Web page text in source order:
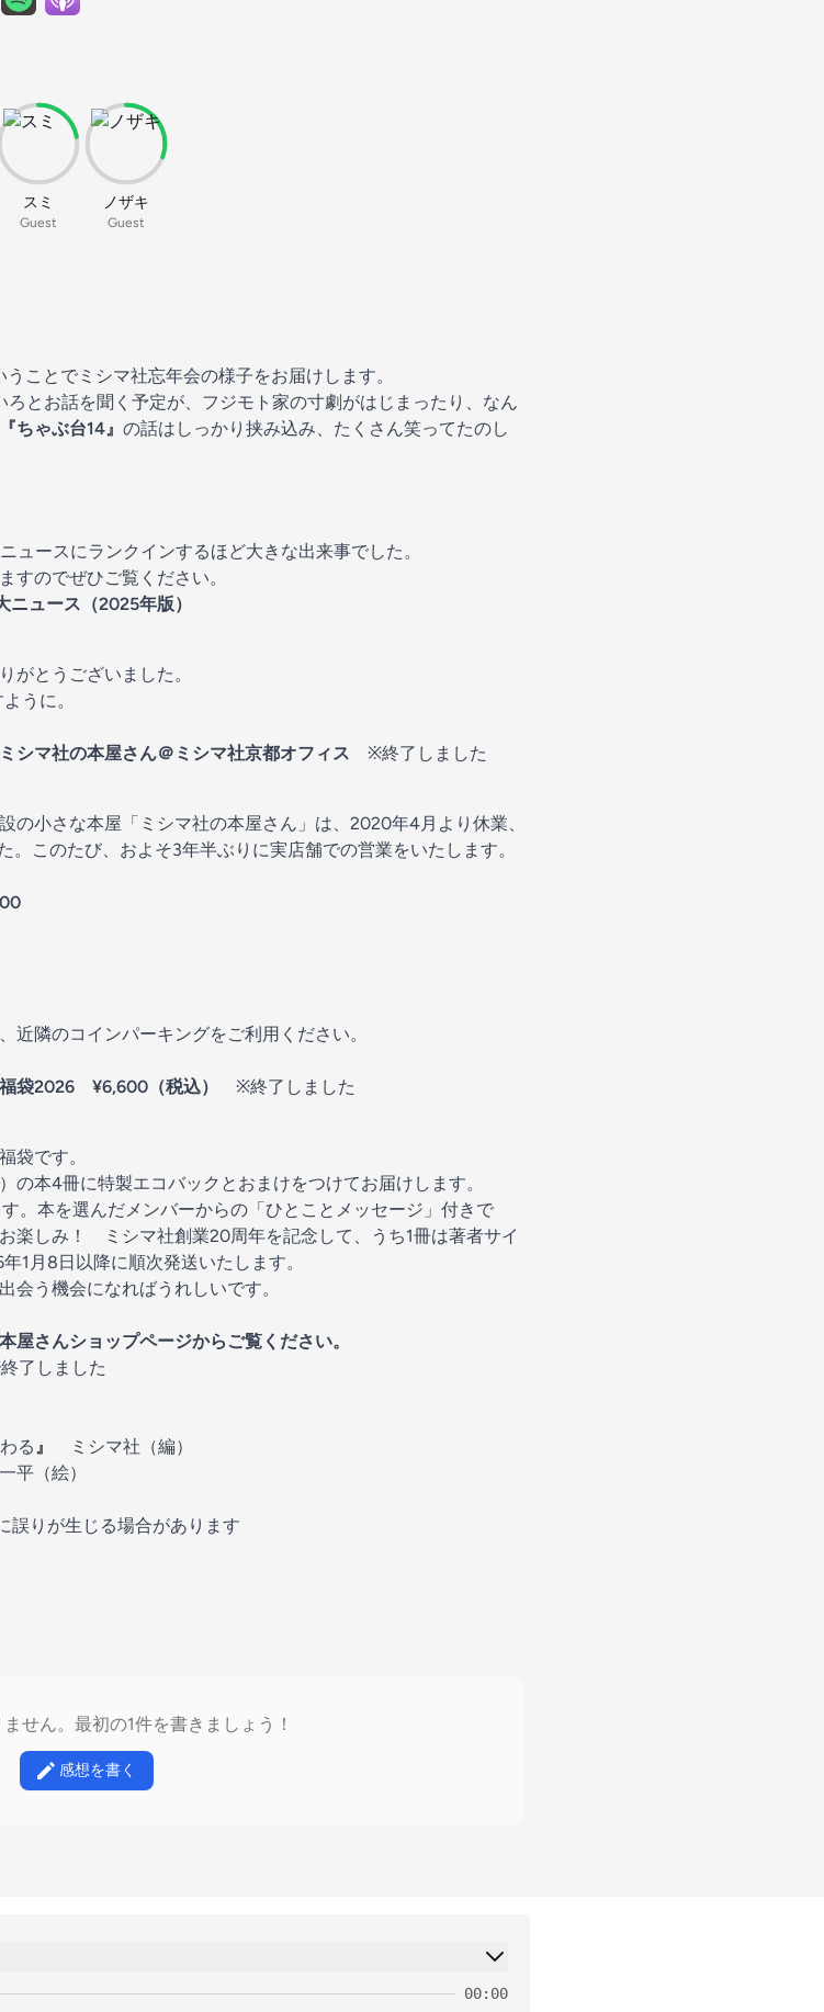
スミ
Guest
ノザキ
Guest
ことでミシマ社忘年会の様子をお届けします。
とお話を聞く予定が、フジモト家の寸劇がはじまったり、なん
『ちゃぶ台14』 の話はしっかり挟み込み、たくさん笑ってたのし
ュースにランクインするほど大きな出来事でした。
すのでぜひご覧ください。
ュース（2025年版）
がとうございました。
うに。
ミシマ社の本屋さん＠ミシマ社京都オフィス ※終了しました
の小さな本屋「ミシマ社の本屋さん」は、2020年4月より休業、
このたび、およそ3年半ぶりに実店舗での営業をいたします。
近隣のコインパーキングをご利用ください。
袋2026 ¥6,600（税込） ※終了しました
袋です。
の本4冊に特製エコバックとおまけをつけてお届けします。
。本を選んだメンバーからの「ひとことメッセージ」付きで
楽しみ！ ミシマ社創業20周年を記念して、うち1冊は著者サイ
1月8日以降に順次発送いたします。
会う機会になればうれしいです。
屋さんショップページからご覧ください。
了しました
る』
ミシマ社（編）
（絵）
誤りが生じる場合があります
せん。最初の1件を書きましょう！
感想を書く
00:00